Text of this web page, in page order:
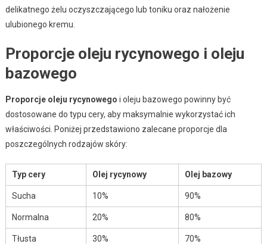
delikatnego żelu oczyszczającego lub toniku oraz nałożenie
ulubionego kremu.
Proporcje oleju rycynowego i oleju
bazowego
Proporcje oleju rycynowego i oleju bazowego powinny być
dostosowane do typu cery, aby maksymalnie wykorzystać ich
właściwości. Poniżej przedstawiono zalecane proporcje dla
poszczególnych rodzajów skóry:
Typ cery Olej rycynowy Olej bazowy
Sucha 10% 90%
Normalna 20% 80%
Tłusta 30% 70%